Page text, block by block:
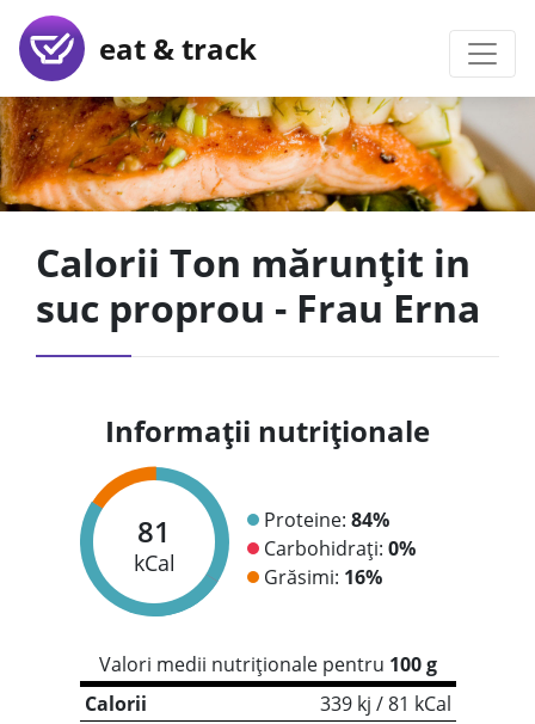
eat & track
Calorii Ton mărunțit in
suc proprou - Frau Erna
Informații nutriționale
81
kCal
Proteine: 84%
Carbohidrați: 0%
Grăsimi: 16%
Valori medii nutriționale pentru 100 g
Calorii
339 kj / 81 kCal